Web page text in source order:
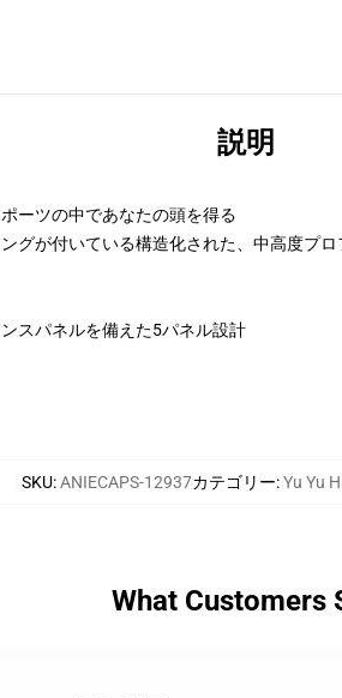
説明
ーツの中であなたの頭を得る
グが付いている構造化された、中高度プ
スパネルを備えた5パネル設計
SKU:ANIECAPS-12937カテゴリー:Yu Yu
What Customers